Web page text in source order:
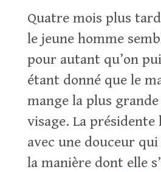
Quatre mois plus
le jeune homme
pour autant qu’on
étant donné que le
mange la plus
visage. La présidente
avec une douceur
la manière dont elle